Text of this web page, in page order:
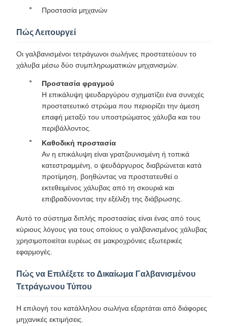
Προστασία μηχανών
Πώς Λειτουργεί
Οι γαλβανισμένοι τετράγωνοι σωλήνες προστατεύουν το
χάλυβα μέσω δύο συμπληρωματικών μηχανισμών.
Προστασία φραγμού
Η επικάλυψη ψευδαργύρου σχηματίζει ένα συνεχές
προστατευτικό στρώμα που περιορίζει την άμεση
επαφή μεταξύ του υποστρώματος χάλυβα και του
περιβάλλοντος.
Καθοδική προστασία
Αν η επικάλυψη είναι γρατζουνισμένη ή τοπικά
κατεστραμμένη, ο ψευδάργυρος διαβρώνεται κατά
προτίμηση, βοηθώντας να προστατευθεί ο
εκτεθειμένος χάλυβας από τη σκουριά και
επιβραδύνοντας την εξέλιξη της διάβρωσης.
Αυτό το σύστημα διπλής προστασίας είναι ένας από τους
κύριους λόγους για τους οποίους ο γαλβανισμένος χάλυβας
χρησιμοποιείται ευρέως σε μακροχρόνιες εξωτερικές
εφαρμογές.
Πώς να Επιλέξετε το Δικαίωμα Γαλβανισμένου
Τετράγωνου Τύπου
Η επιλογή του κατάλληλου σωλήνα εξαρτάται από διάφορες
μηχανικές εκτιμήσεις.